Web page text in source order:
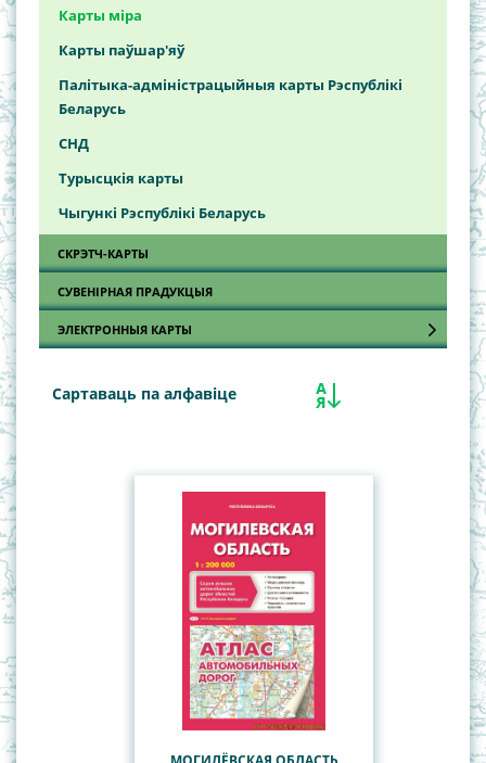
Карты міра
Карты паўшар'яў
Палітыка-адміністрацыйныя карты Рэспублікі
Беларусь
СНД
Турысцкiя карты
Чыгункі Рэспублікі Беларусь
СКРЭТЧ-КАРТЫ
СУВЕНIРНАЯ ПРАДУКЦЫЯ
ЭЛЕКТРОННЫЯ КАРТЫ
Раёны Мінскай вобласці
Сартаваць па алфавіце